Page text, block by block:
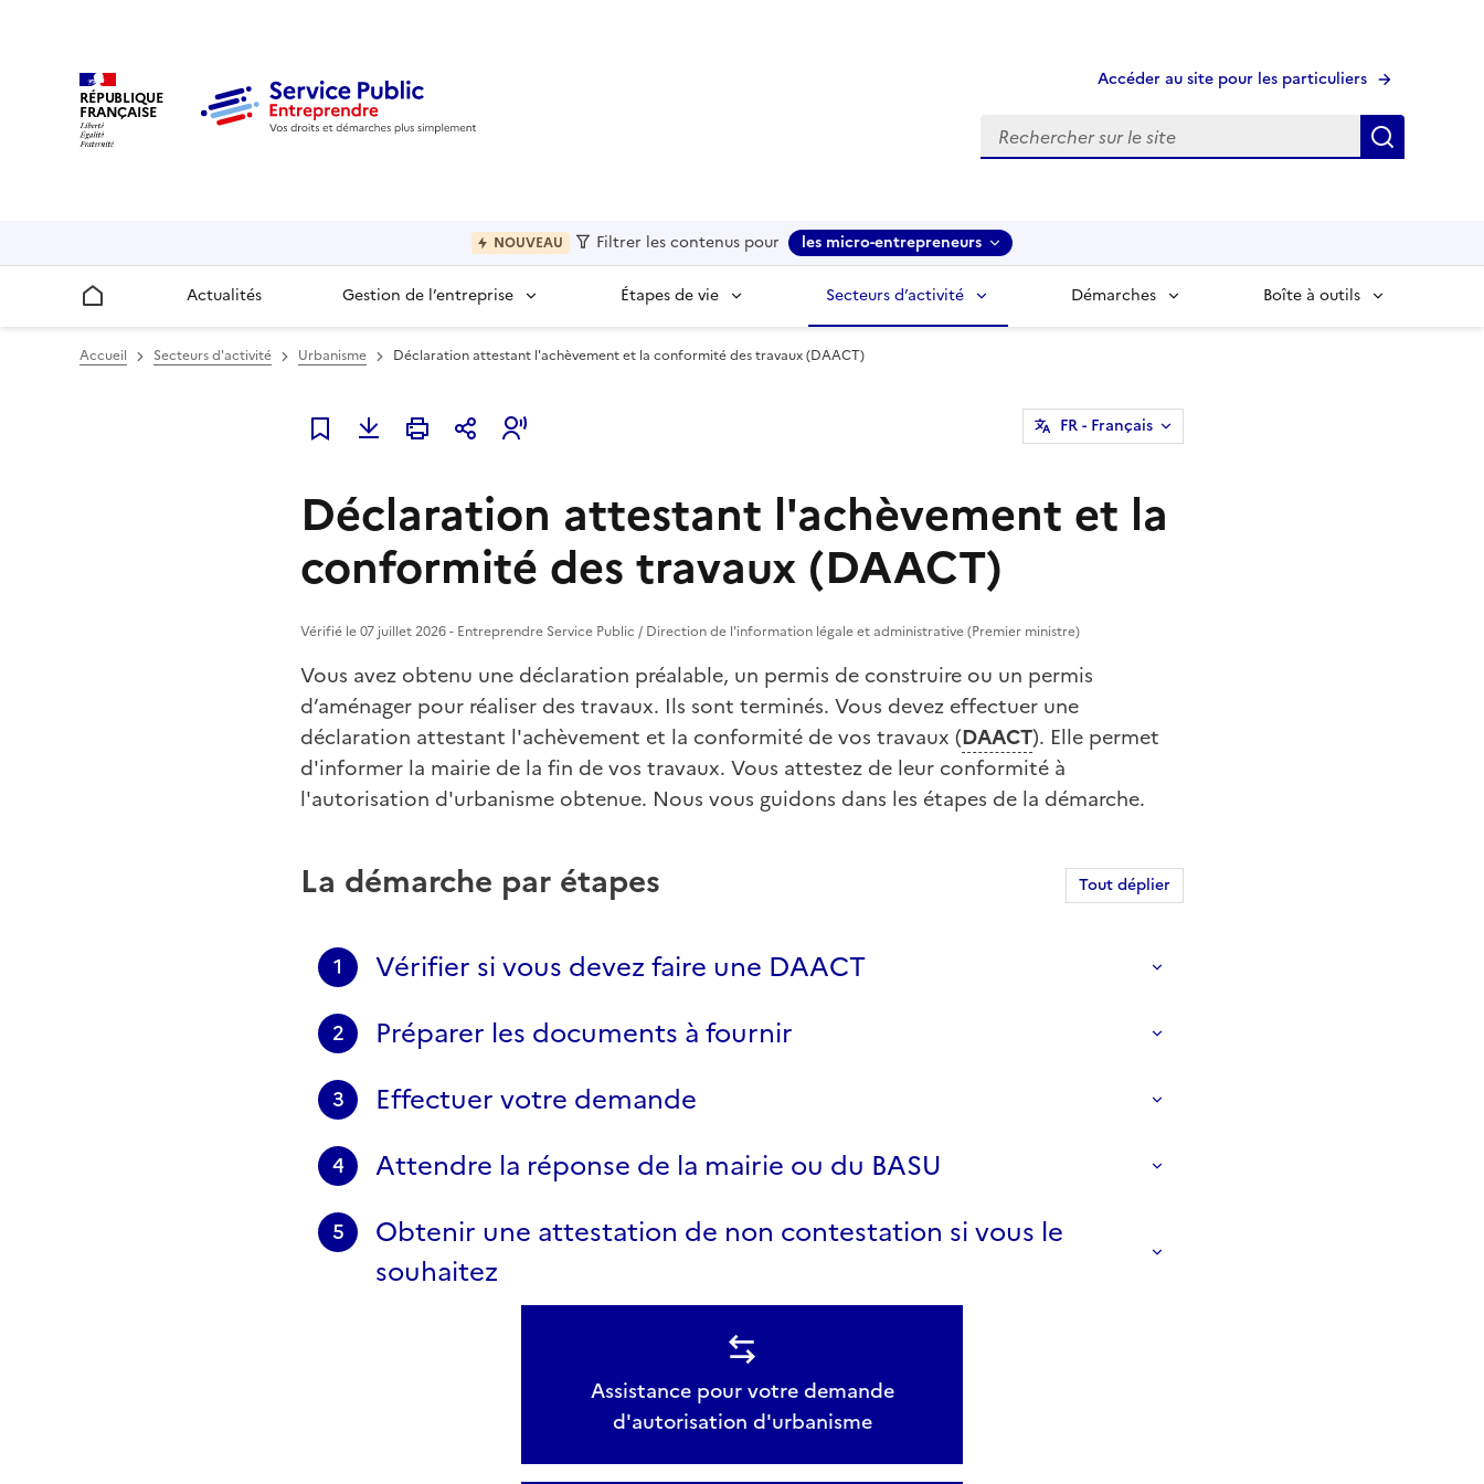
RÉPUBLIQUE
FRANÇAISE
Accéder au site pour les particuliers
Recherche
NOUVEAU Filtrer les contenus pour les micro-entrepreneurs
Accueil Actualités Gestion de l’entreprise Étapes de vie Secteurs d’activité Démarches Boîte à outils
Accueil Secteurs d'activité Urbanisme Déclaration attestant l'achèvement et la conformité des travaux (DAACT)
Ajouter à mes favoris
FR- Français
Déclaration attestant l'achèvement et la
conformité des travaux (DAACT)
Vérifié le 07 juillet 2026 - Entreprendre Service Public / Direction de l'information légale et administrative (Premier ministre)
Vous avez obtenu une déclaration préalable, un permis de construire ou un permis
d’aménager pour réaliser des travaux. Ils sont terminés. Vous devez effectuer une
déclaration attestant l'achèvement et la conformité de vos travaux (DAACT). Elle permet
d'informer la mairie de la fin de vos travaux. Vous attestez de leur conformité à
l'autorisation d'urbanisme obtenue. Nous vous guidons dans les étapes de la démarche.
La démarche par étapes Tout déplier
1 Vérifier si vous devez faire une DAACT
2 Préparer les documents à fournir
3 Effectuer votre demande
4 Attendre la réponse de la mairie ou du BASU
5
Obtenir une attestation de non contestation si vous le
souhaitez
Assistance pour votre demande
d'autorisation d'urbanisme